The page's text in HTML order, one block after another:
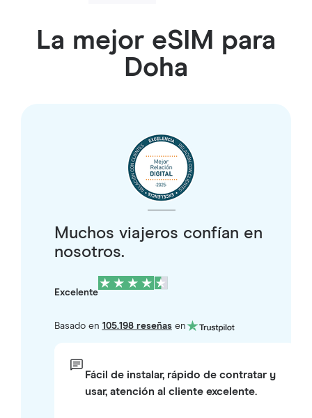
La mejor eSIM para
Doha
Muchos viajeros confían en
nosotros.
Excelente
Basado en 105.198 reseñasen
Fácil de instalar, rápido de contratar y
usar, atención al cliente excelente.